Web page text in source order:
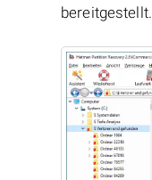
bereitgestellt.